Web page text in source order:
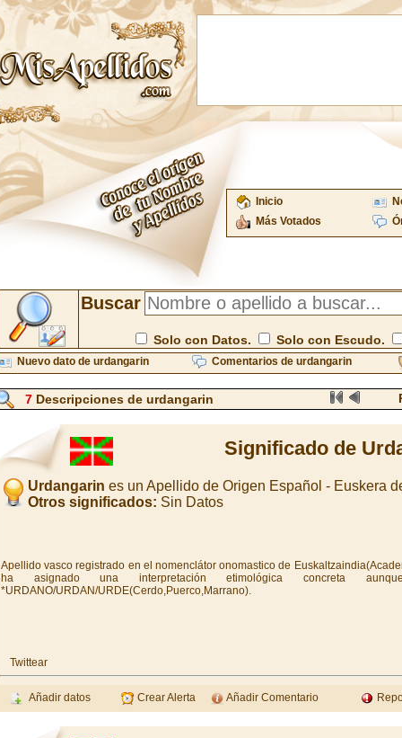
Inicio
Más Votados
Buscar
Solo con Datos. Solo con Escudo.
Nuevo dato de urdangarin Comentarios de urdangarin
7Descripciones de urdangarin
Significado de
Urdangarin es un Apellido de Origen Español - Euskera
Otros significados: Sin Datos
Apellido vasco registrado en el nomenclátor onomastico de
ha asignado una interpretación etimológica concreta
*URDANO/URDAN/URDE(Cerdo,Puerco,Marrano).
Twittear
Añadir datos Crear Alerta Añadir Comentario